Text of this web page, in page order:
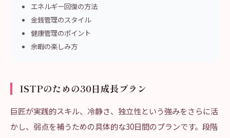
エネルギー回復の方法
金銭管理のスタイル
健康管理のポイント
余暇の楽しみ方
ISTPのための30日成長プラン
巨匠が実践的スキル、冷静さ、独立性という強みをさらに活
かし、弱点を補うための具体的な30日間のプランです。段階